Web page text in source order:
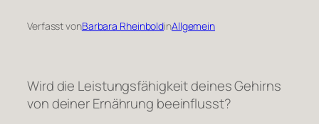
Verfasst vonBarbara RheinboldinAllgemein
Wird die Leistungsfähigkeit deines Gehirns
von deiner Ernährung beeinflusst?